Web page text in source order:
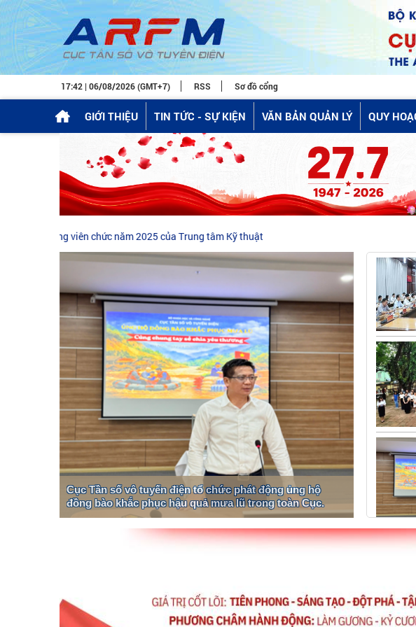
17:42 | 06/08/2026 (GMT+7) RSS Sơ đồ cổng
GIỚI THIỆU TIN TỨC - SỰ KIỆN VĂN BẢN QUẢN LÝ QUY
1 kỳ tuyển dụng viên chức năm 2025 của Trung tâm Kỹ thuật
Cục Tần số vô tuyến điện tổ chức phát động ủng hộ
đồng bào khắc phục hậu quả mưa lũ trong toàn Cục.